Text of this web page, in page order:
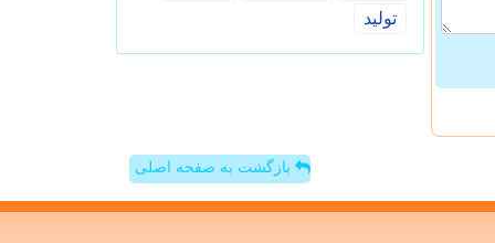
تولید
بازگشت به صفحه اصلی